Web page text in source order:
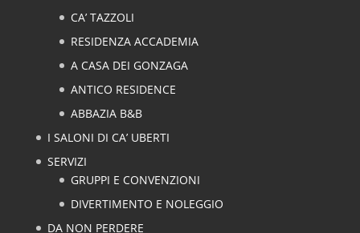
CA’ TAZZOLI
RESIDENZA ACCADEMIA
A CASA DEI GONZAGA
ANTICO RESIDENCE
ABBAZIA B&B
I SALONI DI CA’ UBERTI
SERVIZI
GRUPPI E CONVENZIONI
DIVERTIMENTO E NOLEGGIO
DA NON PERDERE